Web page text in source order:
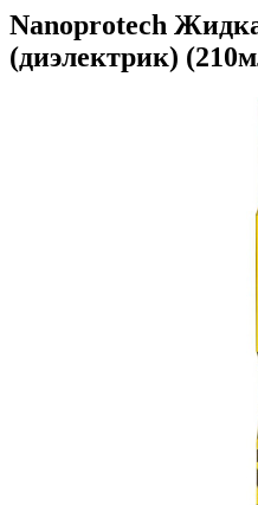
Nanoprotech
(диэлектрик)